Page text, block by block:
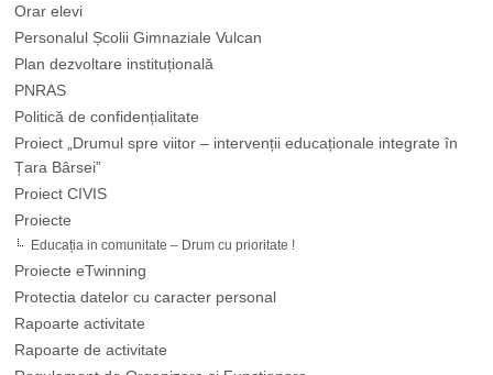
Orar elevi
Personalul Școlii Gimnaziale Vulcan
Plan dezvoltare instituțională
PNRAS
Politică de confidențialitate
Proiect „Drumul spre viitor – intervenții educaționale integrate în
Țara Bârsei”
Proiect CIVIS
Proiecte
Educația in comunitate – Drum cu prioritate !
Proiecte eTwinning
Protectia datelor cu caracter personal
Rapoarte activitate
Rapoarte de activitate